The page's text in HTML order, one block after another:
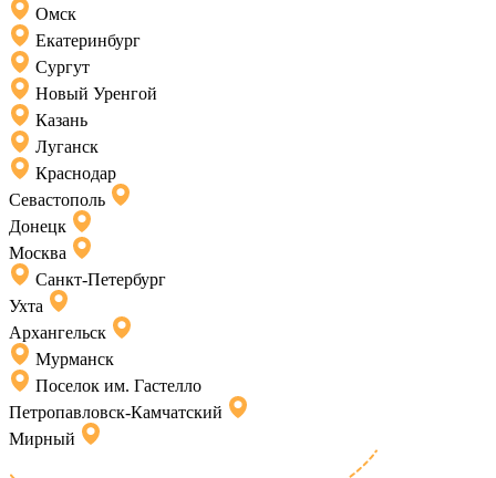
Омск
Екатеринбург
Сургут
Новый Уренгой
Казань
Луганск
Краснодар
Севастополь
Донецк
Москва
Санкт-Петербург
Ухта
Архангельск
Мурманск
Поселок им. Гастелло
Петропавловск-Камчатский
Мирный